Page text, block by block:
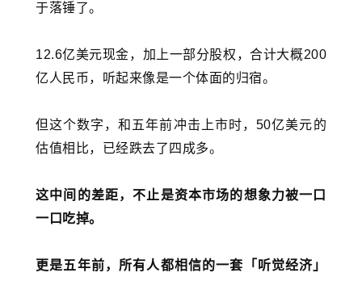
于落锤了。
12.6亿美元现金，加上一部分股权，合计大概200
亿人民币，听起来像是一个体面的归宿。
但这个数字，和五年前冲击上市时，50亿美元的
估值相比，已经跌去了四成多。
这中间的差距，不止是资本市场的想象力被一口
一口吃掉。
更是五年前，所有人都相信的一套「听觉经济」